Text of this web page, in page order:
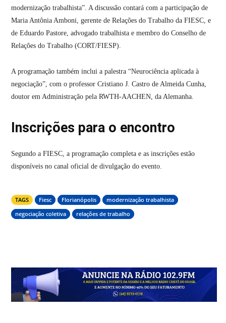
modernização trabalhista”. A discussão contará com a participação de
Maria Antônia Amboni, gerente de Relações do Trabalho da FIESC, e
de Eduardo Pastore, advogado trabalhista e membro do Conselho de
Relações do Trabalho (CORT/FIESP).
A programação também inclui a palestra “Neurociência aplicada à
negociação”, com o professor Cristiano J. Castro de Almeida Cunha,
doutor em Administração pela RWTH-AACHEN, da Alemanha.
Inscrições para o encontro
Segundo a FIESC, a programação completa e as inscrições estão
disponíveis no canal oficial de divulgação do evento.
TAGS Fiesc Florianópolis
modernização trabalhista
negociação coletiva
relações de trabalho